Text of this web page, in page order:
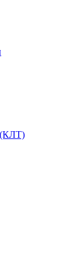
(КЛТ)